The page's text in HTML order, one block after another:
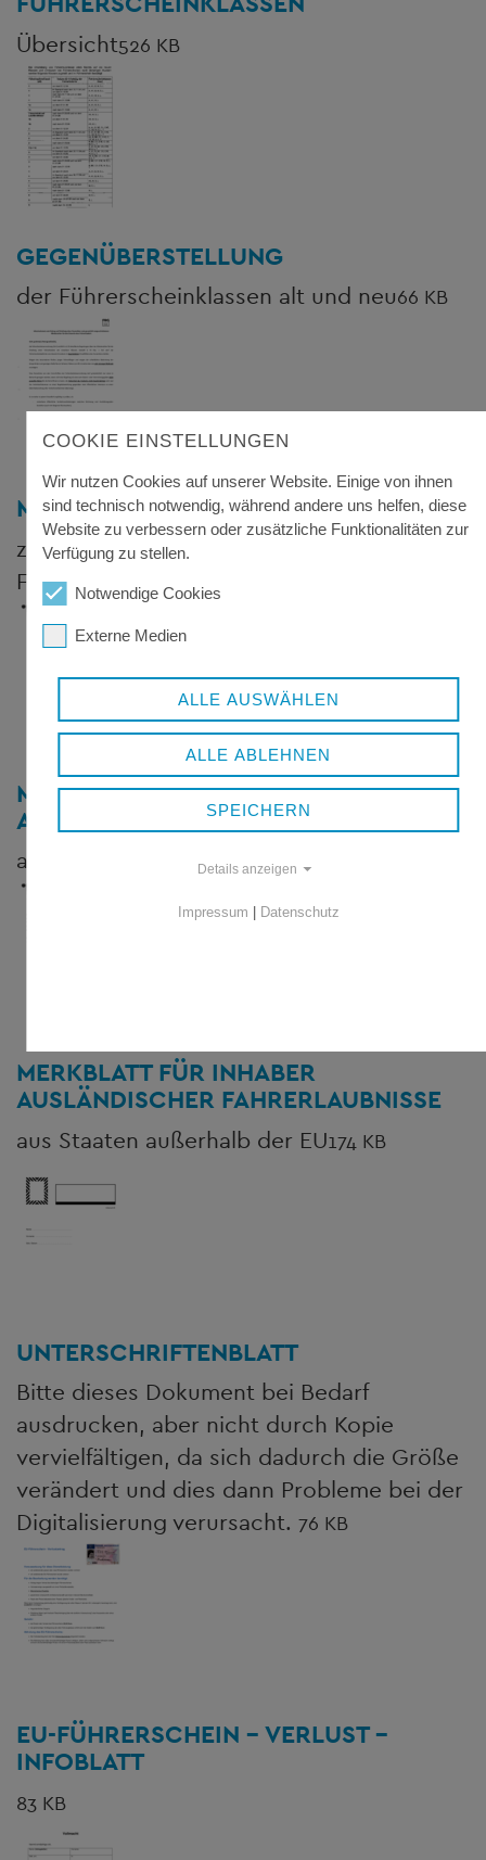
Übersicht526 KB
GEGENÜBERSTELLUNG
der Führerscheinklassen alt und neu66 KB
MERKBLATT
zur Erteilung einer vorzeitigen
Fahrerlaubnis
576 KB
MERKBLATT FÜR INHABER
AUSLÄNDISCHER FAHRERLAUBNISSE
aus EU- und EWR-Staaten102 KB
MERKBLATT FÜR INHABER
AUSLÄNDISCHER FAHRERLAUBNISSE
aus Staaten außerhalb der EU174 KB
UNTERSCHRIFTENBLATT
Bitte dieses Dokument bei Bedarf
ausdrucken, aber nicht durch Kopie
vervielfältigen, da sich dadurch die Größe
verändert und dies dann Probleme bei der
Digitalisierung verursacht. 76 KB
EU-FÜHRERSCHEIN - VERLUST -
INFOBLATT
83 KB
COOKIE EINSTELLUNGEN
Wir nutzen Cookies auf unserer Website. Einige von ihnen
sind technisch notwendig, während andere uns helfen, diese
Website zu verbessern oder zusätzliche Funktionalitäten zur
Verfügung zu stellen.
Notwendige Cookies
Externe Medien
ALLE AUSWÄHLEN
ALLE ABLEHNEN
SPEICHERN
Details anzeigen
Impressum | Datenschutz